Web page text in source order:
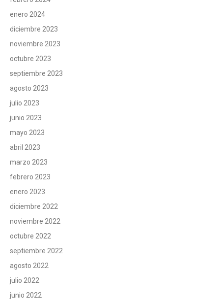
enero 2024
diciembre 2023
noviembre 2023
octubre 2023
septiembre 2023
agosto 2023
julio 2023
junio 2023
mayo 2023
abril 2023
marzo 2023
febrero 2023
enero 2023
diciembre 2022
noviembre 2022
octubre 2022
septiembre 2022
agosto 2022
julio 2022
junio 2022